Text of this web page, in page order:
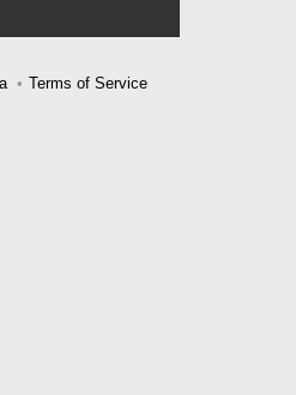
Terms of Service